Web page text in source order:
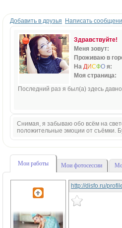
Добавить в друзья Написать
Здравствуйте!
Меня зовут:
Проживаю в
На ДИСФО я:
Моя страница:
Последний раз я был(а) здесь давно
Снимая, я забываю обо всём на
положительные эмоции от съёмки.
Мои работы Мои фотосессии
http://disfo.ru/